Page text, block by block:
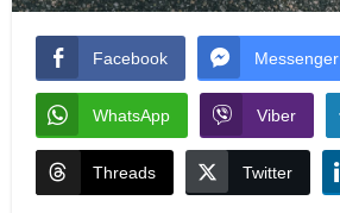
Facebook Messenger
WhatsApp Viber
Threads Twitter